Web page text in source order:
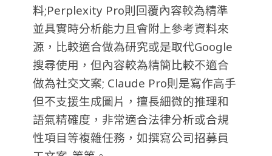
料;Perplexity Pro則回覆內容較為精準
並具實時分析能力且會附上參考資料來
源，比較適合做為研究或是取代Google
搜尋使用，但內容較為精簡比較不適合
做為社交文案; Claude Pro則是寫作高手
但不支援生成圖片，擅長細微的推理和
語氣精確度，非常適合法律分析或合規
性項目等複雜任務，如撰寫公司招募員